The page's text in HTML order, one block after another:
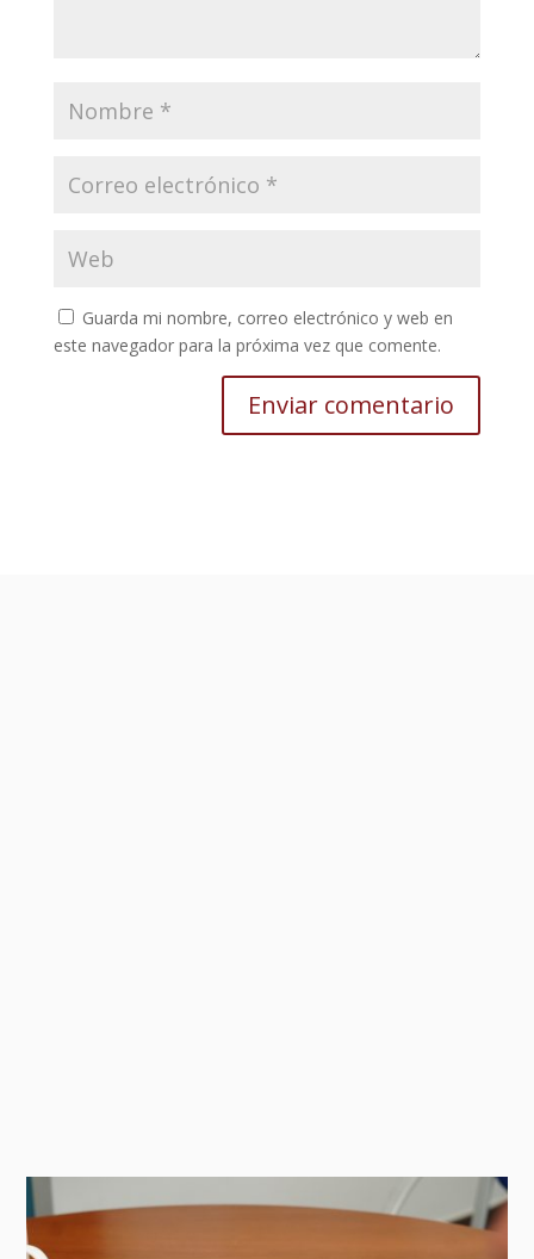
Guarda mi nombre, correo electrónico y web en
este navegador para la próxima vez que comente.